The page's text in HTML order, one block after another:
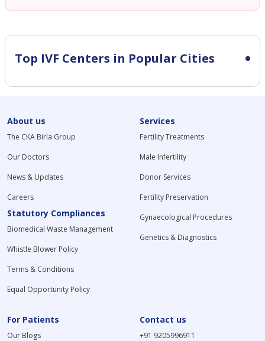
Top IVF Centers in Popular Cities
About us
The CKA Birla Group
Our Doctors
News & Updates
Careers
Statutory Compliances
Biomedical Waste Management
Whistle Blower Policy
Terms & Conditions
Equal Opportunity Policy
Services
Fertility Treatments
Male Infertility
Donor Services
Fertility Preservation
Gynaecological Procedures
Genetics & Diagnostics
For Patients
Our Blogs
Contact us
+91 9205996911